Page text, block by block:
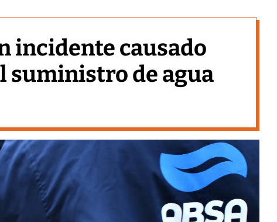
incidente causado
suministro de agua